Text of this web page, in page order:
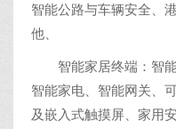
智能公路与车辆安全、
他、
智能家居终端：智能
智能家电、智能网关、
及嵌入式触摸屏、家用